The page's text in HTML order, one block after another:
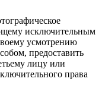
исключительным
усмотрению
предоставить
лицу или
права